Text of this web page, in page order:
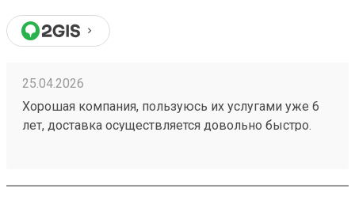
25.04.2026
Хорошая компания, пользуюсь их услугами уже 6
лет, доставка осуществляется довольно быстро.
ТК работает только по будням и до 19, как и я,